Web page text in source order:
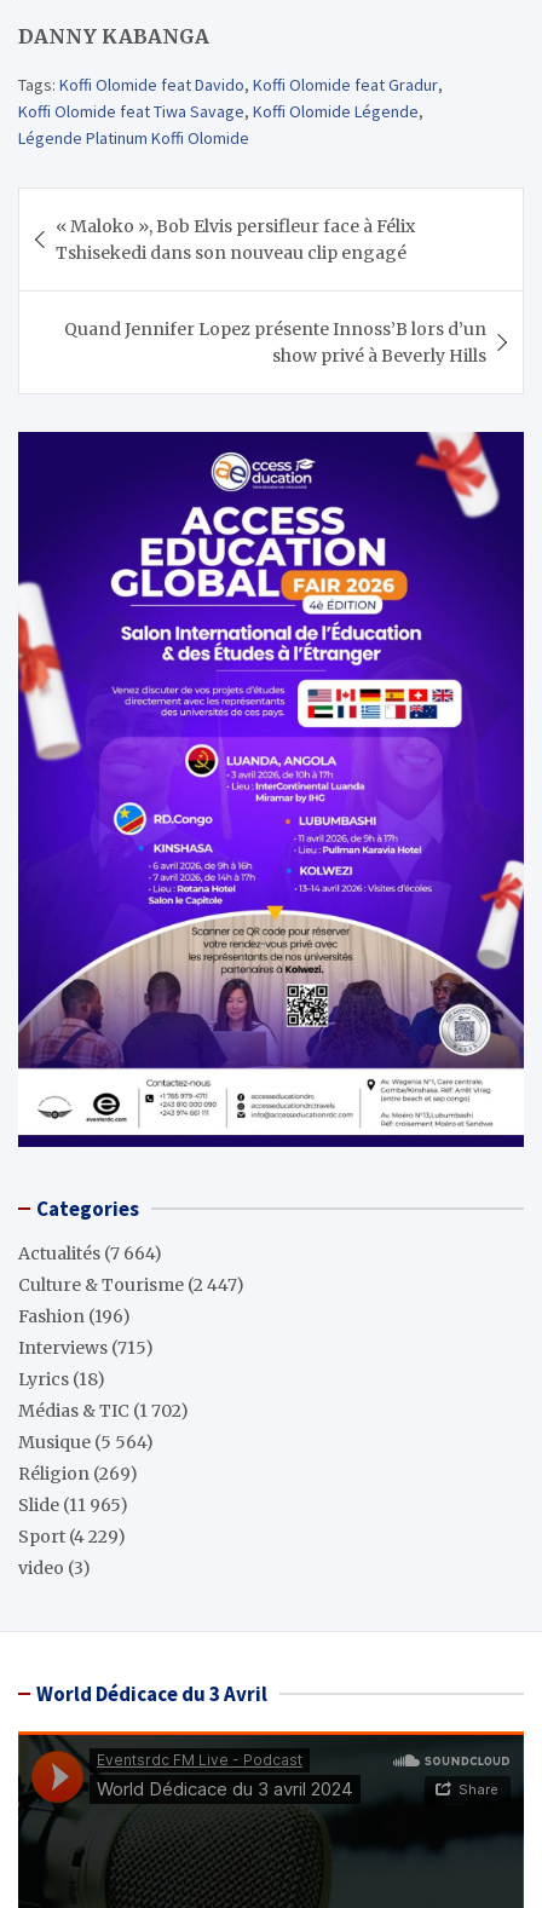
DANNY KABANGA
Tags: Koffi Olomide feat Davido, Koffi Olomide feat Gradur,
Koffi Olomide feat Tiwa Savage, Koffi Olomide Légende,
Légende Platinum Koffi Olomide
de
l’article
« Maloko », Bob Elvis persifleur face à Félix
Tshisekedi dans son nouveau clip engagé
Quand Jennifer Lopez présente Innoss’B lors d’un
show privé à Beverly Hills
Categories
Actualités (7 664)
Culture & Tourisme (2 447)
Fashion (196)
Interviews (715)
Lyrics (18)
Médias & TIC (1 702)
Musique (5 564)
Réligion (269)
Slide (11 965)
Sport (4 229)
video (3)
World Dédicace du 3 Avril